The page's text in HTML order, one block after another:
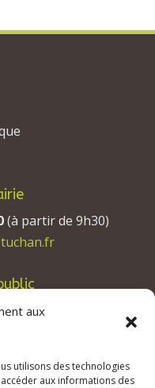
aux
utilisons des technologies
aux informations des
(à partir de 9h30)
8h à 12h et de